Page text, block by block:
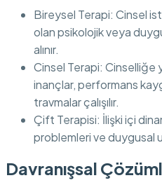
Bireysel Terapi: Cinsel
olan psikolojik veya
alınır.
Cinsel Terapi: Cinselliğe
inançlar, performans
travmalar çalışılır.
Çift Terapisi: İlişki içi
problemleri ve duygusal
Davranışsal